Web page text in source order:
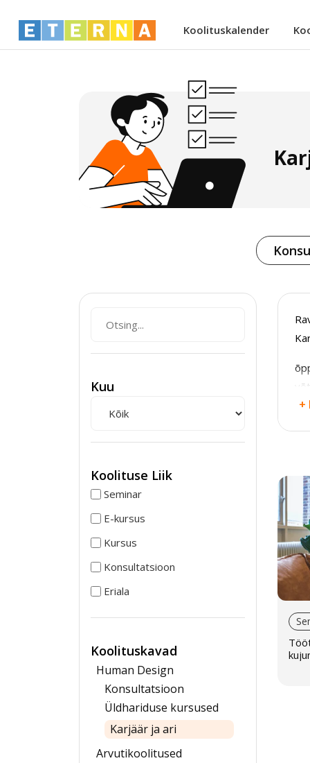
Koolituskalender
Kuu
Koolituse Liik
Seminar
E-kursus
Kursus
Konsultatsioon
Eriala
Koolituskavad
Human Design
Konsultatsioon
Üldhariduse kursused
Karjäär ja ari
Arvutikoolitused
Äri
ja/
+